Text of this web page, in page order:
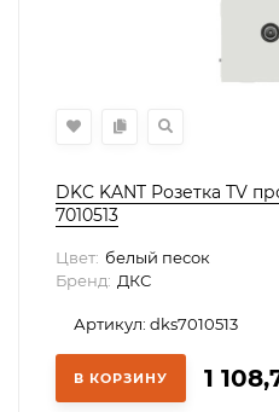
DKC KANT Розетка TV
7010513
Цвет: белый песок
Бренд: ДКС
Артикул: dks7010513
В КОРЗИНУ 1